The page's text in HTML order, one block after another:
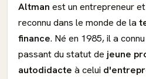
Altman est un entrepreneur
reconnu dans le monde de la
finance. Né en 1985, il a
passant du statut de jeune
autodidacte à celui